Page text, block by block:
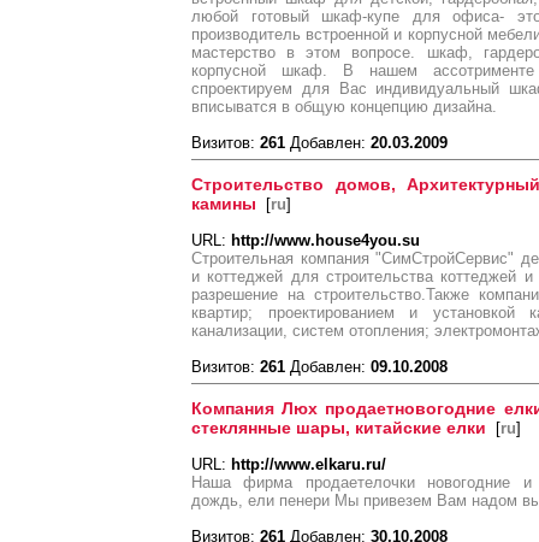
любой готовый шкаф-купе для офиса-
производитель встроенной и корпусной
мастерство в этом вопросе. шкаф,
корпусной шкаф. В нашем
спроектируем для Вас индивидуальный
вписыватся в общую концепцию дизайна.
Визитов: 261 Добавлен: 20.03.2009
Строительство домов,
камины [ru]
URL: http://www.house4you.su
Строительная компания "СимСтройСервис"
и коттеджей для строительства
разрешение на строительство.Также
квартир; проектированием и
канализации, систем отопления;
Визитов: 261 Добавлен: 09.10.2008
Компания Люх продаетновогодние
стеклянные шары, китайские елки [ru]
URL: http://www.elkaru.ru/
Наша фирма продаетелочки новогодние и
дождь, ели пенери Мы привезем Вам надом
Визитов: 261 Добавлен: 30.10.2008